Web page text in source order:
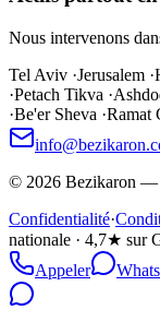
Nous intervenons
Tel Aviv ·Jerusalem ·
·Petach Tikva ·
·Be'er Sheva ·Ramat
© 2026 Bezikaron —
Confidentialité·
nationale · 4,7★ sur
Appeler